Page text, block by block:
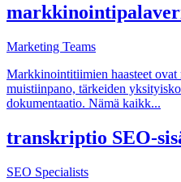
Marketing Teams
Markkinointitiimien haasteet ovat
muistiinpano, tärkeiden
dokumentaatio. Nämä kaikk...
transkriptio SEO-
SEO Specialists